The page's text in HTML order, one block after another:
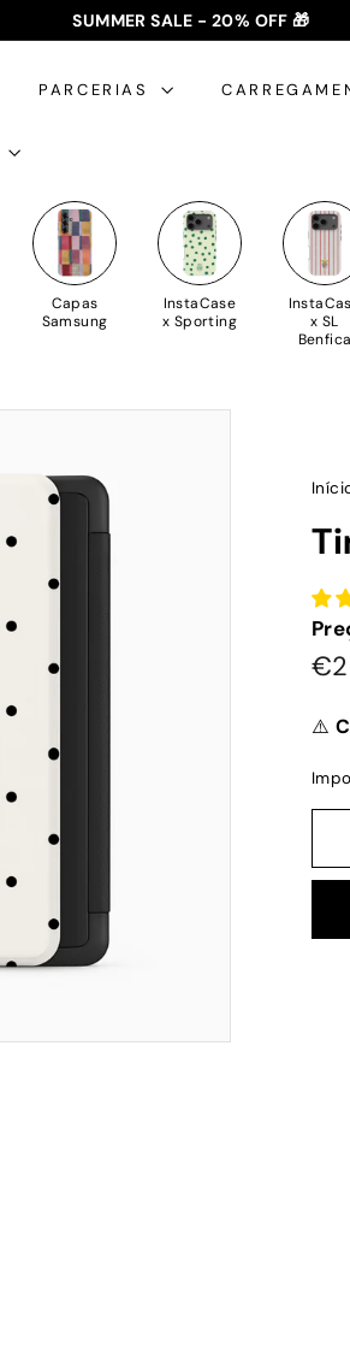
pausa
✈️ PORTES GRÁTIS: +35€ 🇵🇹🇪🇸 |
SUMMER SALE - 20% OFF 🎁
PARCERIAS
Capas
Samsung
InstaCase
x Sporting
x SL
Benfica
⚠️